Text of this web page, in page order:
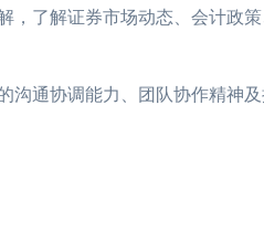
，了解证券市场动态、会计政
沟通协调能力、团队协作精神